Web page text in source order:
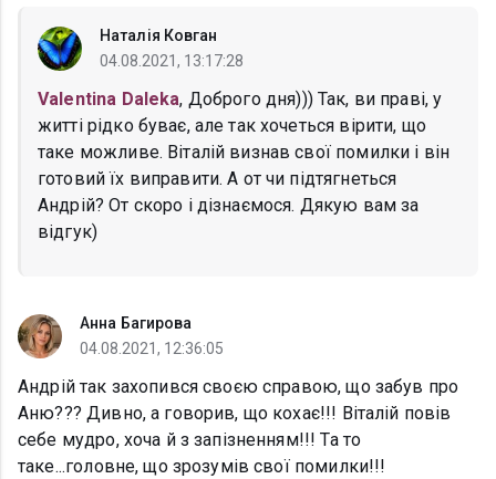
Наталія Ковган
04.08.2021, 13:17:28
Valentina Daleka, Доброго дня))) Так, ви праві, у
житті рідко буває, але так хочеться вірити, що
таке можливе. Віталій визнав свої помилки і він
готовий їх виправити. А от чи підтягнеться
Андрій? От скоро і дізнаємося. Дякую вам за
відгук)
Анна Багирова
04.08.2021, 12:36:05
Андрій так захопився своєю справою, що забув про
Аню??? Дивно, а говорив, що кохає!!! Віталій повів
себе мудро, хоча й з запізненням!!! Та то
таке...головне, що зрозумів свої помилки!!!